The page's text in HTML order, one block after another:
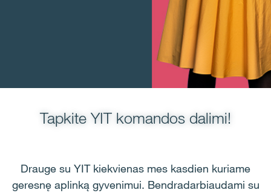
Tapkite YIT komandos dalimi!
Drauge su YIT kiekvienas mes kasdien kuriame
geresnę aplinką gyvenimui. Bendradarbiaudami su